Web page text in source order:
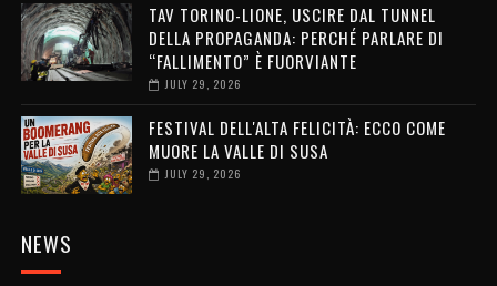
TAV TORINO-LIONE, USCIRE DAL TUNNEL
DELLA PROPAGANDA: PERCHÉ PARLARE DI
“FALLIMENTO” È FUORVIANTE
JULY 29, 2026
FESTIVAL DELL'ALTA FELICITÀ: ECCO COME
MUORE LA VALLE DI SUSA
JULY 29, 2026
NEWS